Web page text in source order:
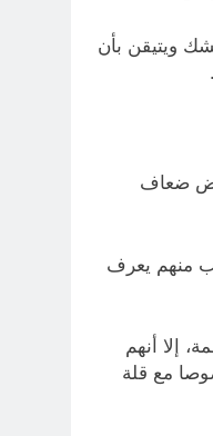
ويتيقن بأن
بها بعض ضعاف
منهم يعرف
إلا أنهم
مع قلة